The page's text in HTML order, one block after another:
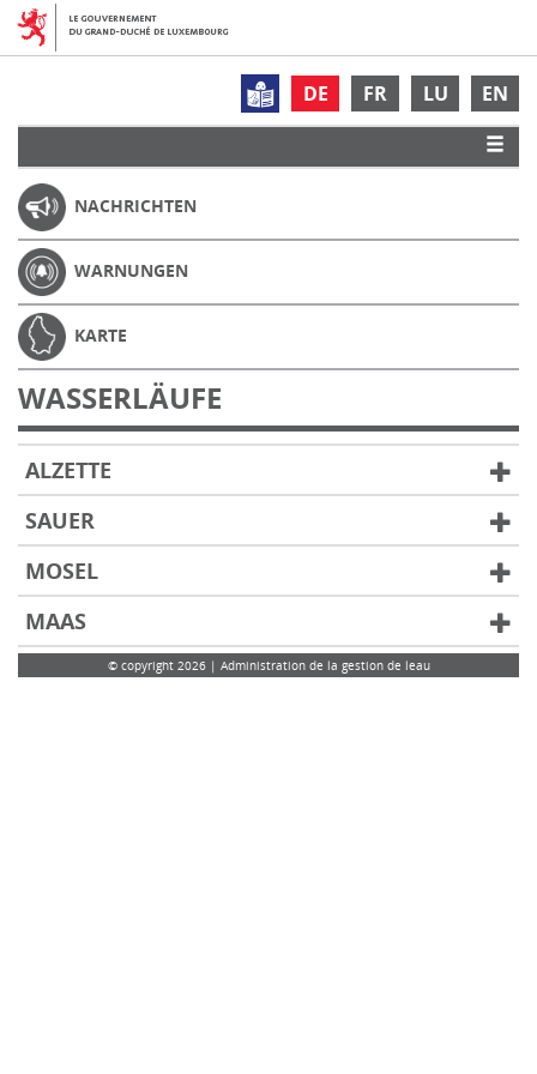
DE FR LU EN
NACHRICHTEN
WARNUNGEN
KARTE
WASSERLÄUFE
ALZETTE
SAUER
MOSEL
MAAS
© copyright 2026 | Administration de la gestion de leau